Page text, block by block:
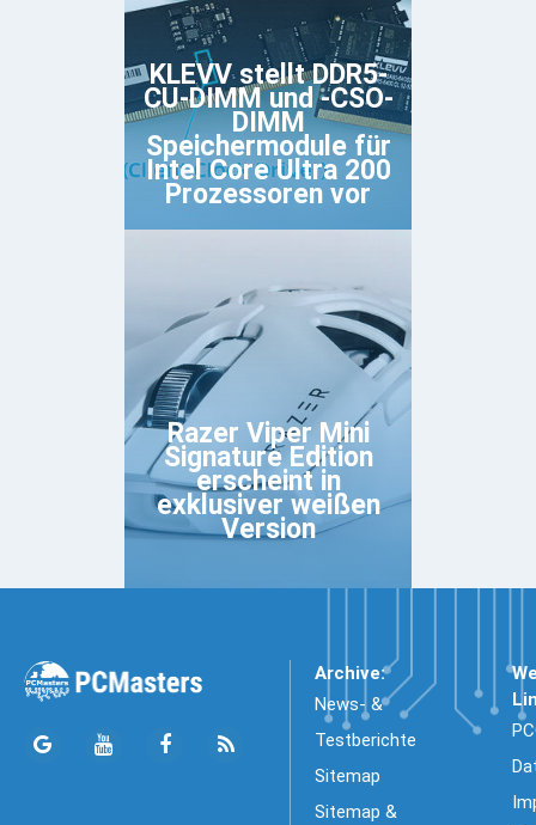
KLEVV stellt DDR5-
CU-DIMM und -CSO-
DIMM
Speichermodule für
Intel Core Ultra 200
Prozessoren vor
Razer Viper Mini
Signature Edition
erscheint in
exklusiver weißen
Version
Archive:
News- &
Testberichte
Sitemap
Sitemap &